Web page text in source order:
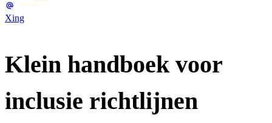
Xing
Klein handboek voor
inclusie richtlijnen